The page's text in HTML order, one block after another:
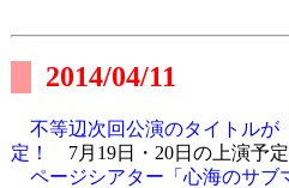
2014/04/11
不等辺次回公演のタイトルが
定！
7月19日・20日の上演予
ページシアター「心海のサブ